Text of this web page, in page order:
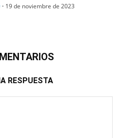
- 19 de noviembre de 2023
RESPUESTA